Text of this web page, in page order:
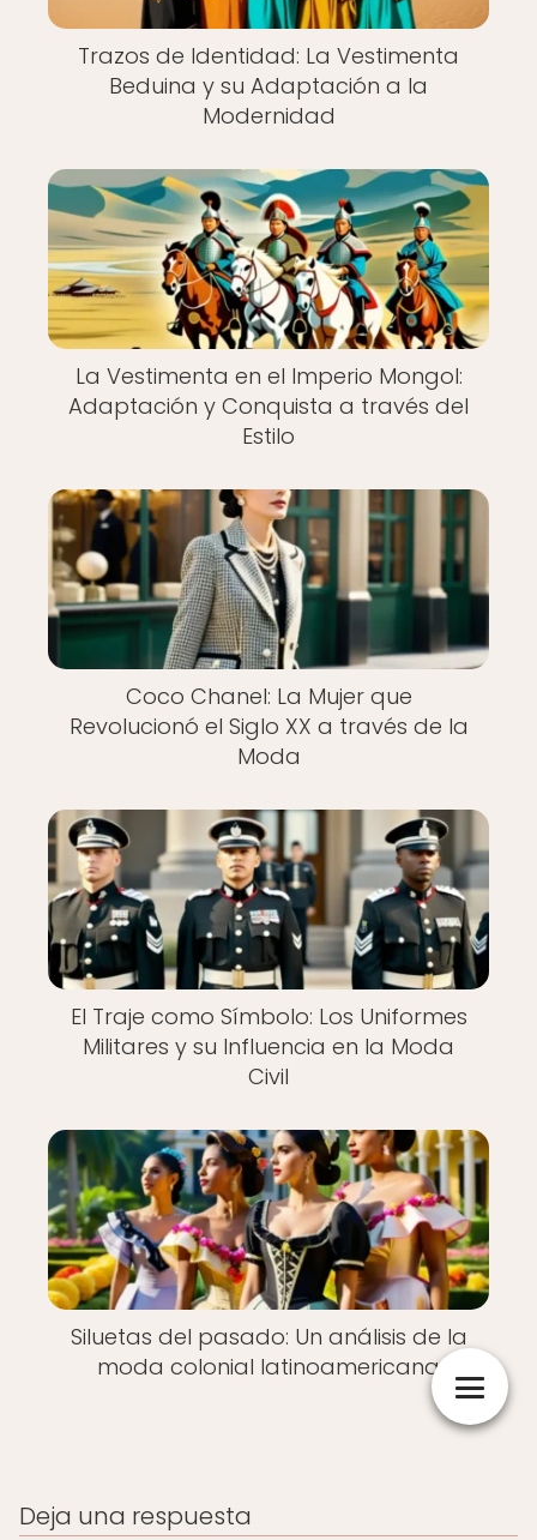
Trazos de Identidad: La Vestimenta
Beduina y su Adaptación a la
Modernidad
La Vestimenta en el Imperio Mongol:
Adaptación y Conquista a través del
Estilo
Coco Chanel: La Mujer que
Revolucionó el Siglo XX a través de la
Moda
El Traje como Símbolo: Los Uniformes
Militares y su Influencia en la Moda
Civil
Siluetas del pasado: Un análisis de la
moda colonial latinoamericana
Deja una respuesta